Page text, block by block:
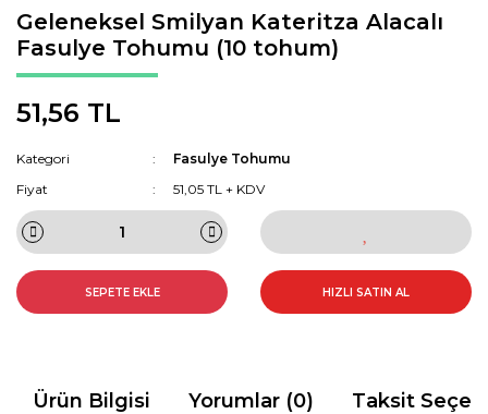
Geleneksel Smilyan Kateritza Alacalı
Fasulye Tohumu (10 tohum)
51,56 TL
Kategori
Fasulye Tohumu
Fiyat
51,05 TL + KDV
SEPETE EKLE HIZLI SATIN AL
Ürün Bilgisi Yorumlar (0) Taksit